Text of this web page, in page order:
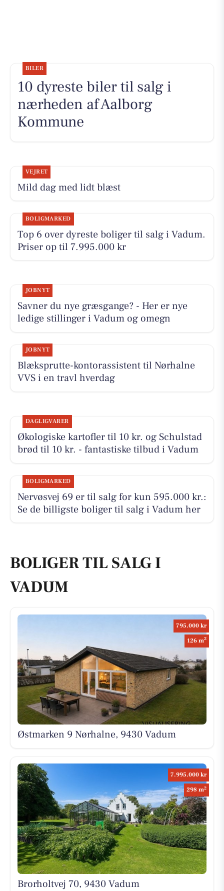
BILER
10 dyreste biler til salg i
nærheden af Aalborg
Kommune
VEJRET
Mild dag med lidt blæst
BOLIGMARKED
Top 6 over dyreste boliger til salg i Vadum.
Priser op til 7.995.000 kr
JOBNYT
Savner du nye græsgange? - Her er nye
ledige stillinger i Vadum og omegn
JOBNYT
Blæksprutte-kontorassistent til Nørhalne
VVS i en travl hverdag
DAGLIGVARER
Økologiske kartofler til 10 kr. og Schulstad
brød til 10 kr. - fantastiske tilbud i Vadum
BOLIGMARKED
Nervøsvej 69 er til salg for kun 595.000 kr.:
Se de billigste boliger til salg i Vadum her
BOLIGER TIL SALG I
VADUM
795.000 kr
126 m2
Østmarken 9 Nørhalne, 9430 Vadum
7.995.000 kr
298 m2
Brorholtvej 70, 9430 Vadum